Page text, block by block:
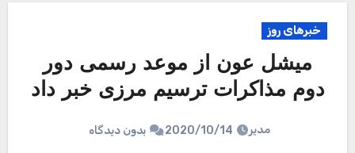
خبرهای روز
میشل عون از موعد رسمی دور
دوم مذاکرات ترسیم مرزی خبر داد
مدیر 2020/10/14 بدون دیدگاه